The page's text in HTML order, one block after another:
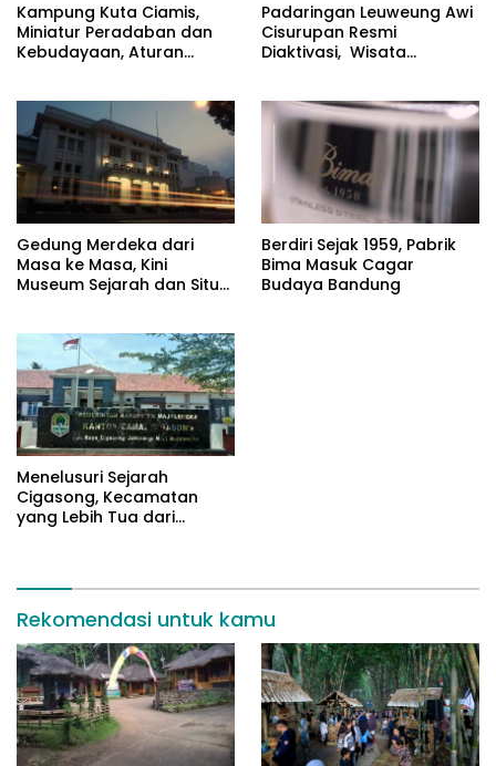
Kampung Kuta Ciamis,
Miniatur Peradaban dan
Kebudayaan, Aturan
Padaringan Leuweung Awi
Cisurupan Resmi
Diaktivasi, Wisata
Gedung Merdeka dari
Masa ke Masa, Kini
Museum Sejarah dan Situs
Berdiri Sejak 1959, Pabrik
Bima Masuk Cagar
Budaya Bandung
Menelusuri Sejarah
Cigasong, Kecamatan
yang Lebih Tua dari
Rekomendasi untuk kamu